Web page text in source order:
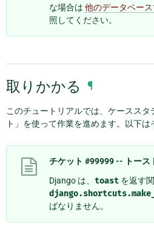
な場合は 他のデータベー
照してください。
取りかかる ¶
このチュートリアルでは、ケースス
ト」を使って作業を進めます。以下は
チケット #99999 -- トース
Django は、 toast を返す
ばなりません。